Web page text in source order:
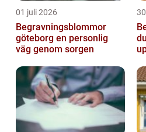
01 juli 2026
Begravningsblommor
göteborg en personlig
väg genom sorgen